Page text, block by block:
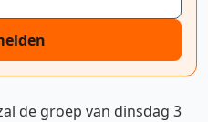
de groep van dinsdag 3